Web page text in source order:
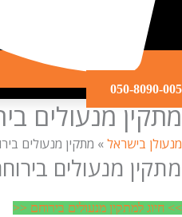
050-
מנעולים
בישראל»מתקין מנעולים בירוחם
מנעולים בירוחם
למתקין מנעולים בירוחם <<